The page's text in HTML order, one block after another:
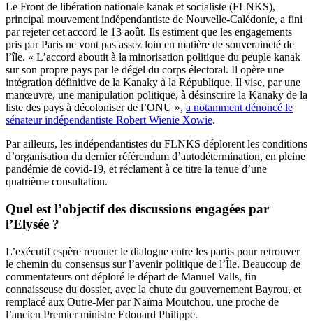
Le Front de libération nationale kanak et socialiste (FLNKS),
principal mouvement indépendantiste de Nouvelle-Calédonie, a fini
par rejeter cet accord le 13 août. Ils estiment que les engagements
pris par Paris ne vont pas assez loin en matière de souveraineté de
l’île. « L’accord aboutit à la minorisation politique du peuple kanak
sur son propre pays par le dégel du corps électoral. Il opère une
intégration définitive de la Kanaky à la République. Il vise, par une
manœuvre, une manipulation politique, à désinscrire la Kanaky de la
liste des pays à décoloniser de l’ONU », a notamment dénoncé le
sénateur indépendantiste Robert Wienie Xowie.
Par ailleurs, les indépendantistes du FLNKS déplorent les conditions
d’organisation du dernier référendum d’autodétermination, en pleine
pandémie de covid-19, et réclament à ce titre la tenue d’une
quatrième consultation.
Quel est l’objectif des discussions engagées par
l’Elysée ?
L’exécutif espère renouer le dialogue entre les partis pour retrouver
le chemin du consensus sur l’avenir politique de l’Île. Beaucoup de
commentateurs ont déploré le départ de Manuel Valls, fin
connaisseuse du dossier, avec la chute du gouvernement Bayrou, et
remplacé aux Outre-Mer par Naïma Moutchou, une proche de
l’ancien Premier ministre Edouard Philippe.